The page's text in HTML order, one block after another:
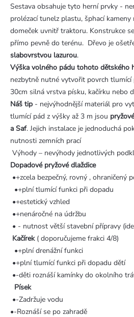
Sestava obsahuje tyto herní prvky -
prolézací tunelz plastu, šphací kameny
domeček uvnitř traktoru. Konstrukce
přímo pevně do terénu. Dřevo je
slabovrstvou lazurou.
Výška volného pádu tohoto dětského
nezbytně nutné vytvořit povrch tlumící
30cm silná vrstva písku, kačírku nebo
Náš tip - nejvýhodnější materiál pro
tlumící pád z výšky až 3 m jsou
a Saf. Jejich instalace je jednoduchá
nutnosti zemních prací
Výhody – nevýhody jednotlivých
Dopadové pryžové dlaždice
•+zcela bezpečný, rovný , ohraničený
•+plní tlumící funkci při dopadu
•+estetický vzhled
•+nenáročné na údržbu
• - nutnost větší stavební přípravy
Kačírek( doporučujeme frakci 4/8)
•+plní drenážní funkci
•+plní tlumící funkci při dopadu dětí
•-děti roznáší kamínky do okolního
Písek
•-Zadržuje vodu
•-Roznáší se po zahradě